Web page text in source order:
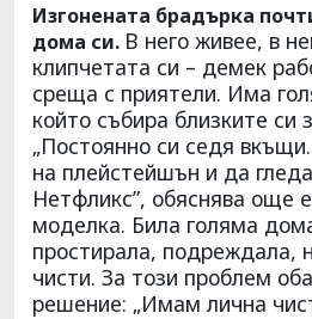
Изгонената брадърка
дома си. В него живее, в
клипчетата си – демек
среща с приятели. Има
който събира близките си
„Постоянно си седя
на плейстейшън и да
Нетфликс”, обяснява още
моделка. Била голяма
простирала, подреждала,
чисти. За този проблем
решение: „Имам лична